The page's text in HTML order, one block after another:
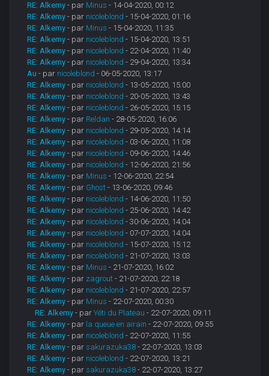
RE: Alkemy - par Minus - 14-04-2020, 00:12
RE: Alkemy - par nicoleblond - 15-04-2020, 01:16
RE: Alkemy - par Minus - 15-04-2020, 11:35
RE: Alkemy - par nicoleblond - 15-04-2020, 13:51
RE: Alkemy - par nicoleblond - 22-04-2020, 11:40
RE: Alkemy - par nicoleblond - 29-04-2020, 13:34
Au - par nicoleblond - 06-05-2020, 13:17
RE: Alkemy - par nicoleblond - 13-05-2020, 15:00
RE: Alkemy - par nicoleblond - 20-05-2020, 13:43
RE: Alkemy - par nicoleblond - 26-05-2020, 15:15
RE: Alkemy - par Reldan - 28-05-2020, 16:06
RE: Alkemy - par nicoleblond - 29-05-2020, 14:14
RE: Alkemy - par nicoleblond - 03-06-2020, 11:08
RE: Alkemy - par nicoleblond - 09-06-2020, 14:46
RE: Alkemy - par nicoleblond - 12-06-2020, 21:56
RE: Alkemy - par Minus - 12-06-2020, 22:54
RE: Alkemy - par Ghost - 13-06-2020, 09:46
RE: Alkemy - par nicoleblond - 14-06-2020, 11:50
RE: Alkemy - par nicoleblond - 25-06-2020, 14:42
RE: Alkemy - par nicoleblond - 30-06-2020, 14:04
RE: Alkemy - par nicoleblond - 07-07-2020, 14:04
RE: Alkemy - par nicoleblond - 15-07-2020, 15:12
RE: Alkemy - par nicoleblond - 21-07-2020, 13:03
RE: Alkemy - par Minus - 21-07-2020, 16:02
RE: Alkemy - par zagrout - 21-07-2020, 22:18
RE: Alkemy - par nicoleblond - 21-07-2020, 22:57
RE: Alkemy - par Minus - 22-07-2020, 00:30
RE: Alkemy - parYéti du Plateau - 22-07-2020, 09:11
RE: Alkemy - par la queue en airain - 22-07-2020, 09:55
RE: Alkemy - par nicoleblond - 22-07-2020, 11:55
RE: Alkemy - par sakurazuka38 - 22-07-2020, 13:03
RE: Alkemy - par nicoleblond - 22-07-2020, 13:21
RE: Alkemy - par sakurazuka38 - 22-07-2020, 13:27